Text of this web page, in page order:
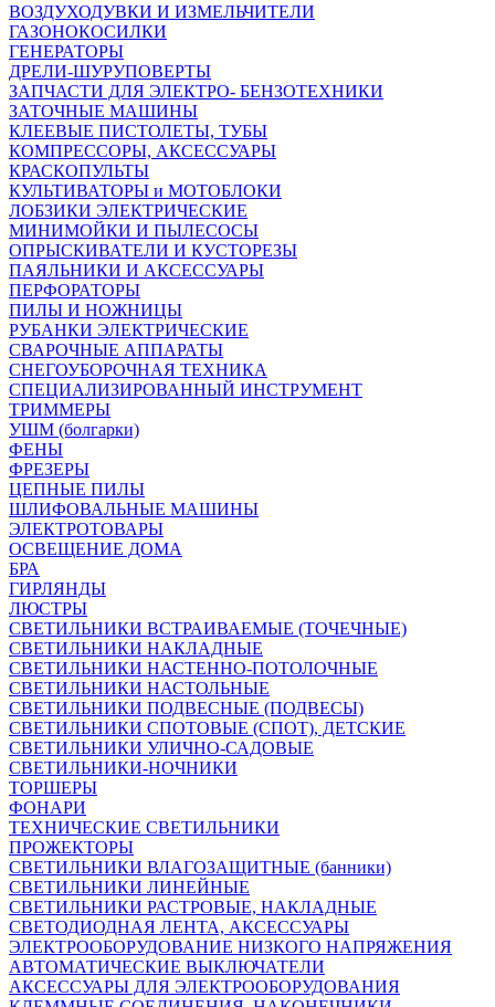
ВОЗДУХОДУВКИ И ИЗМЕЛЬЧИТЕЛИ
ГАЗОНОКОСИЛКИ
ГЕНЕРАТОРЫ
ДРЕЛИ-ШУРУПОВЕРТЫ
ЗАПЧАСТИ ДЛЯ ЭЛЕКТРО- БЕНЗОТЕХНИКИ
ЗАТОЧНЫЕ МАШИНЫ
КЛЕЕВЫЕ ПИСТОЛЕТЫ, ТУБЫ
КОМПРЕССОРЫ, АКСЕССУАРЫ
КРАСКОПУЛЬТЫ
КУЛЬТИВАТОРЫ и МОТОБЛОКИ
ЛОБЗИКИ ЭЛЕКТРИЧЕСКИЕ
МИНИМОЙКИ И ПЫЛЕСОСЫ
ОПРЫСКИВАТЕЛИ И КУСТОРЕЗЫ
ПАЯЛЬНИКИ И АКСЕССУАРЫ
ПЕРФОРАТОРЫ
ПИЛЫ И НОЖНИЦЫ
РУБАНКИ ЭЛЕКТРИЧЕСКИЕ
СВАРОЧНЫЕ АППАРАТЫ
СНЕГОУБОРОЧНАЯ ТЕХНИКА
СПЕЦИАЛИЗИРОВАННЫЙ ИНСТРУМЕНТ
ТРИММЕРЫ
УШМ (болгарки)
ФЕНЫ
ФРЕЗЕРЫ
ЦЕПНЫЕ ПИЛЫ
ШЛИФОВАЛЬНЫЕ МАШИНЫ
ЭЛЕКТРОТОВАРЫ
ОСВЕЩЕНИЕ ДОМА
БРА
ГИРЛЯНДЫ
ЛЮСТРЫ
СВЕТИЛЬНИКИ ВСТРАИВАЕМЫЕ (ТОЧЕЧНЫЕ)
СВЕТИЛЬНИКИ НАКЛАДНЫЕ
СВЕТИЛЬНИКИ НАСТЕННО-ПОТОЛОЧНЫЕ
СВЕТИЛЬНИКИ НАСТОЛЬНЫЕ
СВЕТИЛЬНИКИ ПОДВЕСНЫЕ (ПОДВЕСЫ)
СВЕТИЛЬНИКИ СПОТОВЫЕ (СПОТ), ДЕТСКИЕ
СВЕТИЛЬНИКИ УЛИЧНО-САДОВЫЕ
СВЕТИЛЬНИКИ-НОЧНИКИ
ТОРШЕРЫ
ФОНАРИ
ТЕХНИЧЕСКИЕ СВЕТИЛЬНИКИ
ПРОЖЕКТОРЫ
СВЕТИЛЬНИКИ ВЛАГОЗАЩИТНЫЕ (банники)
СВЕТИЛЬНИКИ ЛИНЕЙНЫЕ
СВЕТИЛЬНИКИ РАСТРОВЫЕ, НАКЛАДНЫЕ
СВЕТОДИОДНАЯ ЛЕНТА, АКСЕССУАРЫ
ЭЛЕКТРООБОРУДОВАНИЕ НИЗКОГО НАПРЯЖЕНИЯ
АВТОМАТИЧЕСКИЕ ВЫКЛЮЧАТЕЛИ
АКСЕССУАРЫ ДЛЯ ЭЛЕКТРООБОРУДОВАНИЯ